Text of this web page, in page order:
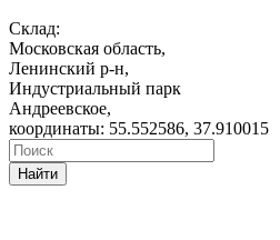
Склад:
Московская область,
Ленинский р-н,
Индустриальный парк
Андреевское,
координаты: 55.552586, 37.910015
Найти